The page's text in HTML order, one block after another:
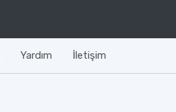
Yardım İletişim